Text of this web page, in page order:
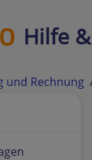
Hilfe
und Rechnung